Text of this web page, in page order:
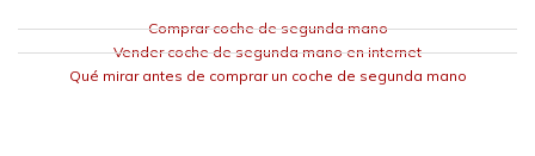
Comprar coche de segunda mano
Vender coche de segunda mano en internet
Qué mirar antes de comprar un coche de segunda mano